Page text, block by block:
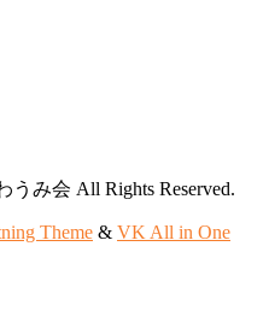
み会 All Rights Reserved.
Theme & VK All in One